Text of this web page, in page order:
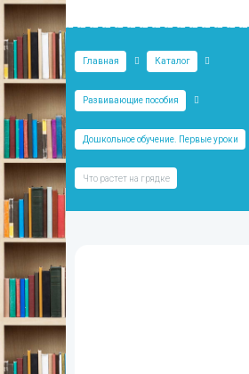
Главная Каталог
Развивающие пособия
Дошкольное обучение. Первые уроки
Что растет на грядке